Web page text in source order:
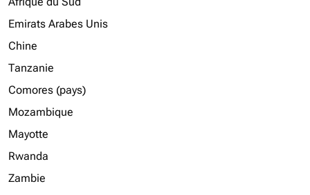
Emirats Arabes Unis
Chine
Tanzanie
Comores (pays)
Mozambique
Mayotte
Rwanda
Zambie